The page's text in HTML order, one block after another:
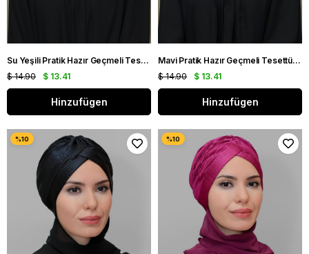
Su Yeşili Pratik Hazır Geçmeli Tesettür Bone Sandy Kumaş İncili Nervürlü Güllü Atkılı 1805A_32
$ 13.41
$ 14.90
Hinzufügen
Mavi Pratik Hazır Geçmeli Tesettür Bone Sandy Kumaş İncili Nervürlü Güllü Atkılı 1805A_34
$ 13.41
$ 14.90
Hinzufügen